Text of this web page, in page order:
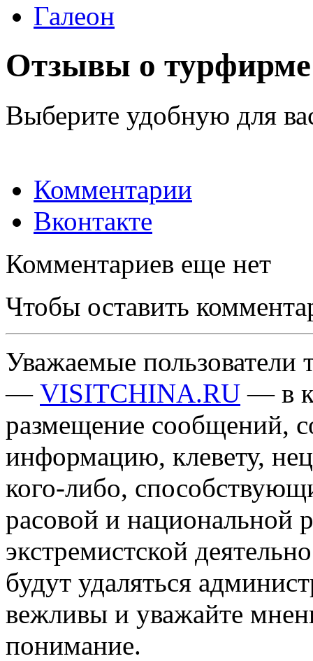
Галеон
Отзывы о турфирме
Выберите удобную для
Комментарии
Вконтакте
Комментариев еще нет
Чтобы оставить
Уважаемые пользователи
— VISITCHINA.RU — в
размещение сообщений,
информацию, клевету,
кого-либо,
расовой и национальной
экстремистской
будут удаляться
вежливы и уважайте
понимание.